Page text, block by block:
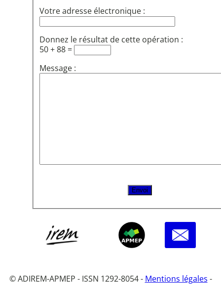
Votre adresse électronique :
Donnez le résultat de cette opération :
50 + 88 =
Message :
© ADIREM-APMEP - ISSN 1292-8054 - Mentions légales -